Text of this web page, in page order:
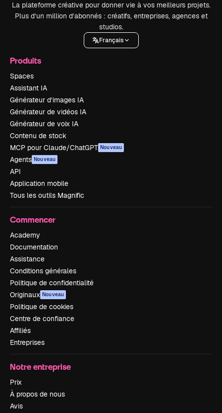
La plateforme créative pour donner vie à vos meilleurs projets.
Plus d’un million d’abonnés : créatifs, entreprises, agences et
studios.
Français
Produits
Spaces
Assistant IA
Générateur d’images IA
Générateur de vidéos IA
Générateur de voix IA
Contenu de stock
MCP pour Claude/ChatGPT Nouveau
Agents Nouveau
API
Application mobile
Tous les outils Magnific
Commencer
Academy
Documentation
Assistance
Conditions générales
Politique de confidentialité
Originaux Nouveau
Politique de cookies
Centre de confiance
Affiliés
Entreprises
Notre entreprise
Prix
À propos de nous
Avis